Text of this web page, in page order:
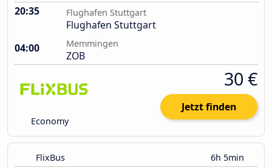
20:35 Flughafen Stuttgart
Flughafen Stuttgart
04:00
Memmingen
ZOB
Economy
30 €
Jetzt finden
FlixBus 6h 5min